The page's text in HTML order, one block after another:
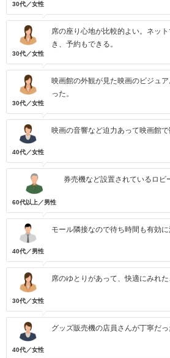
30代／女性
30代／女性
席の座り心地が比較的よい。ネッ
き、予約もできる。
30代／女性
映画館の外観が見た映画のビジュ
った。
40代／女性
映画の音響など迫力あって映画館で
60代以上／男性
券売機など設置されているロビ
40代／男性
モール隣接なので待ち時間も有効に
30代／女性
席のゆとりがあって、快適にみれた
40代／女性
グッズ販売機の店員さんが丁寧だっ